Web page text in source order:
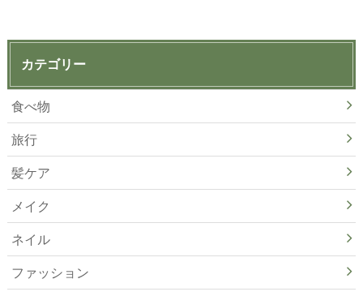
カテゴリー
食べ物
旅行
髪ケア
メイク
ネイル
ファッション